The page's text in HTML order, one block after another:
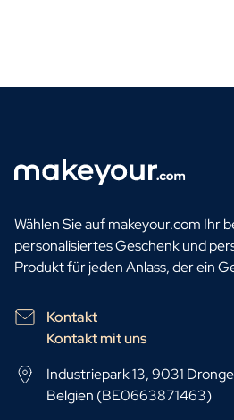
Wählen Sie auf makeyour.com Ihr
personalisiertes Geschenk und
Produkt für jeden Anlass, der ein
Kontakt
Kontakt mit uns
Industriepark 13, 9031
Belgien (BE0663871463)